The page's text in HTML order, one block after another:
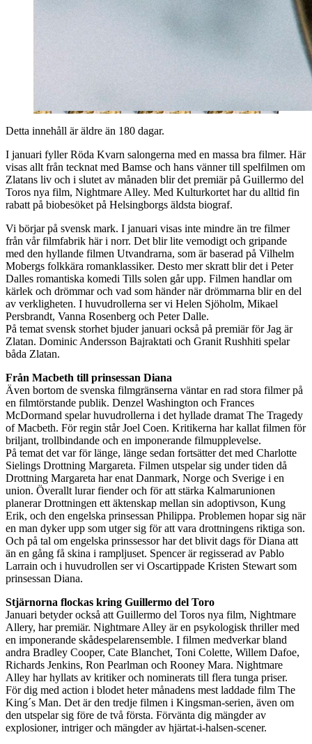
Detta innehåll är äldre än 180 dagar.
I januari fyller Röda Kvarn salongerna med en massa bra filmer. Här
visas allt från tecknat med Bamse och hans vänner till spelfilmen om
Zlatans liv och i slutet av månaden blir det premiär på Guillermo del
Toros nya film, Nightmare Alley. Med Kulturkortet har du alltid fin
rabatt på biobesöket på Helsingborgs äldsta biograf.
Vi börjar på svensk mark. I januari visas inte mindre än tre filmer
från vår filmfabrik här i norr. Det blir lite vemodigt och gripande
med den hyllande filmen Utvandrarna, som är baserad på Vilhelm
Mobergs folkkära romanklassiker. Desto mer skratt blir det i Peter
Dalles romantiska komedi Tills solen går upp. Filmen handlar om
kärlek och drömmar och vad som händer när drömmarna blir en del
av verkligheten. I huvudrollerna ser vi Helen Sjöholm, Mikael
Persbrandt, Vanna Rosenberg och Peter Dalle.
På temat svensk storhet bjuder januari också på premiär för Jag är
Zlatan. Dominic Andersson Bajraktati och Granit Rushhiti spelar
båda Zlatan.
Från Macbeth till prinsessan Diana
Även bortom de svenska filmgränserna väntar en rad stora filmer på
en filmtörstande publik. Denzel Washington och Frances
McDormand spelar huvudrollerna i det hyllade dramat The Tragedy
of Macbeth. För regin står Joel Coen. Kritikerna har kallat filmen för
briljant, trollbindande och en imponerande filmupplevelse.
På temat det var för länge, länge sedan fortsätter det med Charlotte
Sielings Drottning Margareta. Filmen utspelar sig under tiden då
Drottning Margareta har enat Danmark, Norge och Sverige i en
union. Överallt lurar fiender och för att stärka Kalmarunionen
planerar Drottningen ett äktenskap mellan sin adoptivson, Kung
Erik, och den engelska prinsessan Philippa. Problemen hopar sig när
en man dyker upp som utger sig för att vara drottningens riktiga son.
Och på tal om engelska prinssessor har det blivit dags för Diana att
än en gång få skina i rampljuset. Spencer är regisserad av Pablo
Larrain och i huvudrollen ser vi Oscartippade Kristen Stewart som
prinsessan Diana.
Stjärnorna flockas kring Guillermo del Toro
Januari betyder också att Guillermo del Toros nya film, Nightmare
Allery, har premiär. Nightmare Alley är en psykologisk thriller med
en imponerande skådespelarensemble. I filmen medverkar bland
andra Bradley Cooper, Cate Blanchet, Toni Colette, Willem Dafoe,
Richards Jenkins, Ron Pearlman och Rooney Mara. Nightmare
Alley har hyllats av kritiker och nominerats till flera tunga priser.
För dig med action i blodet heter månadens mest laddade film The
King´s Man. Det är den tredje filmen i Kingsman-serien, även om
den utspelar sig före de två första. Förvänta dig mängder av
explosioner, intriger och mängder av hjärtat-i-halsen-scener.